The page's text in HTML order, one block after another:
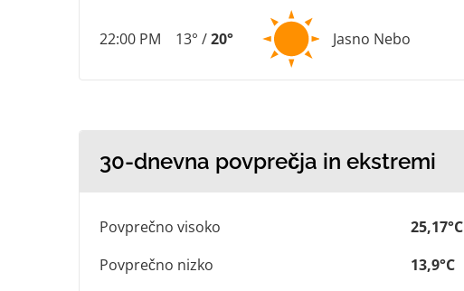
22:00 PM 13° /20° Jasno Nebo
30-dnevna povprečja in ekstremi
Povprečno visoko
25,17°C
Povprečno nizko
13,9°C